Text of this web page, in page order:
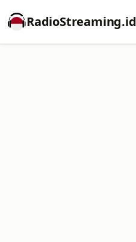
RadioStreaming.id